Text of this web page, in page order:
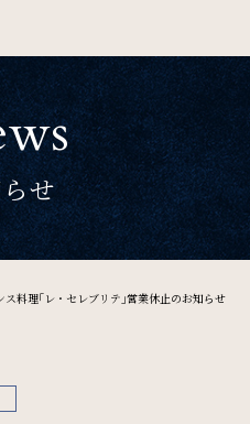
CLOSE
せ
ス料理｢レ・セレブリテ｣営業休止のお知らせ